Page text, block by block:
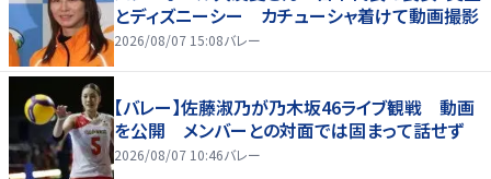
とディズニーシー カチューシャ着けて動画撮影
2026/08/07 15:08バレー
【バレー】佐藤淑乃が乃木坂46ライブ観戦 動画
を公開 メンバーとの対面では固まって話せず
2026/08/07 10:46バレー